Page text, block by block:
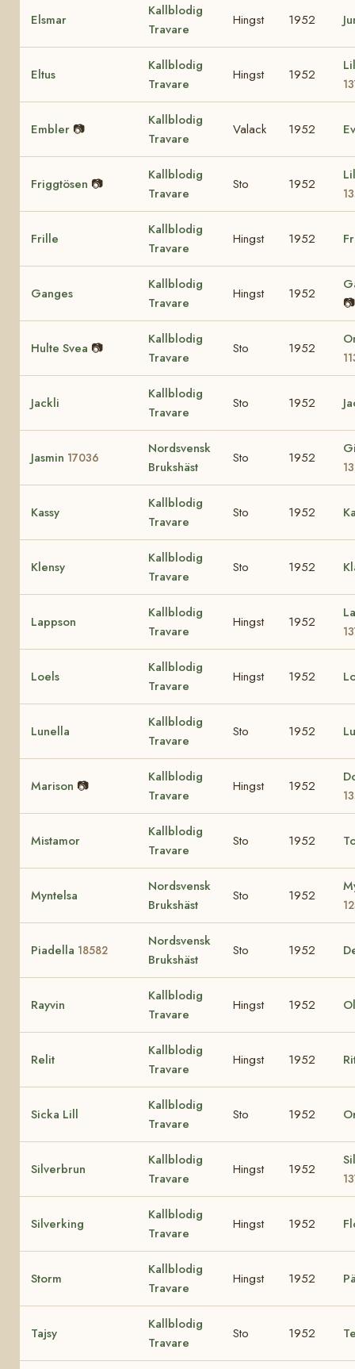
Elsmar
Kallblodig
Travare
Hingst 1952
Eltus
Kallblodig
Travare
Hingst 1952
Embler 📷
Kallblodig
Travare
Valack 1952
Friggtösen 📷
Kallblodig
Travare
Sto 1952
Frille
Kallblodig
Travare
Hingst 1952
Ganges
Kallblodig
Travare
Hingst 1952
📷
Hulte Svea 📷
Kallblodig
Travare
Sto 1952
Jackli
Kallblodig
Travare
Sto 1952
Jasmin 17036
Nordsvensk
Brukshäst
Sto 1952
Kassy
Kallblodig
Travare
Sto 1952
Klensy
Kallblodig
Travare
Sto 1952
Lappson
Kallblodig
Travare
Hingst 1952
Loels
Kallblodig
Travare
Hingst 1952
Lunella
Kallblodig
Travare
Sto 1952
Marison 📷
Kallblodig
Travare
Hingst 1952
Mistamor
Kallblodig
Travare
Sto 1952
Myntelsa
Nordsvensk
Brukshäst
Sto 1952
Piadella 18582
Nordsvensk
Brukshäst
Sto 1952
Rayvin
Kallblodig
Travare
Hingst 1952
Relit
Kallblodig
Travare
Hingst 1952
Sicka Lill
Kallblodig
Travare
Sto 1952
Silverbrun
Kallblodig
Travare
Hingst 1952
Silverking
Kallblodig
Travare
Hingst 1952
Storm
Kallblodig
Travare
Hingst 1952
Tajsy
Kallblodig
Travare
Sto 1952